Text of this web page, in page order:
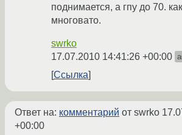
поднимается, а гпу до 70.
многовато.
swrko
17.07.2010 14:41:26 +00:00
Ссылка
Ответ на: комментарий от swrko
+00:00